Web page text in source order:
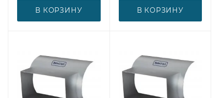
В КОРЗИНУ В КОРЗИНУ